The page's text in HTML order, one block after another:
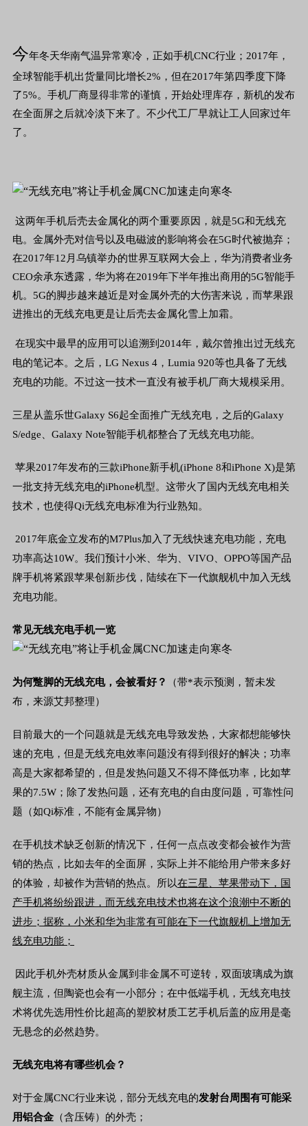
今年冬天华南气温异常寒冷，正如手机CNC行业； 2017年，
全球智能手机出货量同比增长2% ，但在2017年第四季度下降
了5%。手机厂商显得非常的谨慎，开始处理库存，新机的发布
在全面屏之后就冷淡下来了。不少代工厂早就让工人回家过年
了。
这两年手机后壳去金属化的两个重要原因，就是5G和无线充
电。金属外壳对信号以及电磁波的影响将会在5G时代被抛弃；
在2017年12 月乌镇举办的世界互联网大会上，华为消费者业务
CEO余承东透露，华为将在2019年下半年推出商用的5G智能手
机。 5G的脚步越来越近是对金属外壳的大伤害来说，而苹果跟
进推出的无线充电更是让后壳去金属化雪上加霜。
在现实中最早的应用可以追溯到 2014年，戴尔曾推出过无线充
电的笔记本。之后， LG Nexus 4 ， Lumia 920等也具备了无线
充电的功能。不过这一技术一直没有被手机厂商大规模采用。
三星从盖乐世Galaxy S6起全面推广无线充电，之后的Galaxy
S/edge
Galaxy Note智能手机都整合了无线充电功能。
苹果2017年发布的三款iPhone新手机(iPhone 8和iPhone X)是第
一批支持无线充电的iPhone机型。这带火了国内无线充电相关
技术，也使得Qi无线充电标准为行业熟知。
2017年底金立发布的M7Plus加入了无线快速充电功能，充电
功率高达10W。我们预计小米、华为、 VIVO OPPO等国产品
牌手机将紧跟苹果创新步伐，陆续在下一代旗舰机中加入无线
充电功能。
常见无线充电手机一览
为何蹩脚的无线充电，会被看好？ （带*表示预测，暂未发
布，来源艾邦整理）
目前最大的一个问题就是无线充电导致发热，大家都想能够快
速的充电，但是无线充电效率问题没有得到很好的解决；功率
高是大家都希望的，但是发热问题又不得不降低功率，比如苹
果的7.5W ；除了发热问题，还有充电的自由度问题，可靠性问
题（如Qi标准，不能有金属异物）
在手机技术缺乏创新的情况下，任何一点点改变都会被作为营
销的热点，比如去年的全面屏，实际上并不能给用户带来多好
的体验，却被作为营销的热点。所以在三星、苹果带动下，国
产手机将纷纷跟进，而无线充电技术也将在这个浪潮中不断的
进步；据称，小米和华为非常有可能在下一代旗舰机上增加无
线充电功能；
因此手机外壳材质从金属到非金属不可逆转，双面玻璃成为旗
舰主流，但陶瓷也会有一小部分；在中低端手机，无线充电技
术将优先选用性价比超高的塑胶材质工艺手机后盖的应用是毫
无悬念的必然趋势。
无线充电将有哪些机会？
对于金属CNC行业来说，部分无线充电的发射台周围有可能采
用铝合金 （含压铸）的外壳；